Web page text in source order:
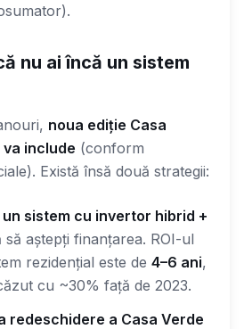
nu ai încă un sistem
noua ediție Casa
include (conform
Există însă două strategii:
sistem cu invertor hibrid +
să aștepți finanțarea. ROI-ul
rezidențial este de 4–6 ani,
cu ~30% față de 2023.
redeschidere a Casa Verde